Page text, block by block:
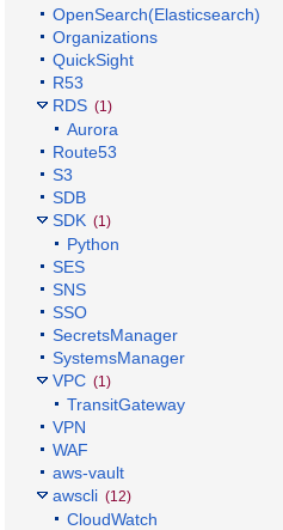
OpenSearch(Elasticsearch)
Organizations
QuickSight
R53
RDS (1)
Aurora
Route53
S3
SDB
SDK (1)
Python
SES
SNS
SSO
SecretsManager
SystemsManager
VPC (1)
TransitGateway
VPN
WAF
aws-vault
awscli (12)
CloudWatch